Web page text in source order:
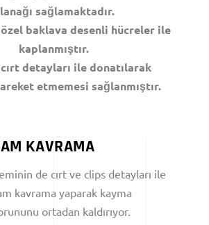
sağlamaktadır.
baklava desenli hücreler ile
kaplanmıştır.
detayları ile donatılarak
etmemesi sağlanmıştır.
KAVRAMA
de cırt ve clips detayları ile
kavrama yaparak kayma
ortadan kaldırıyor.